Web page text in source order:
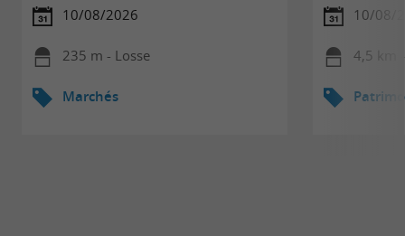
10/08/2026
235 m - Losse
Marchés
10/08/
4,5 km